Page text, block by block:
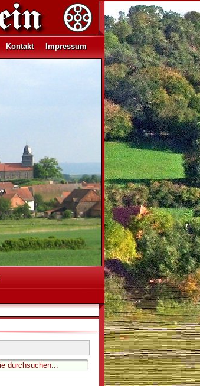
Impressum
Kontakt